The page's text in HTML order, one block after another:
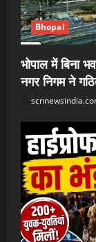
Bhopal
भोपाल में बिना
नगर निगम ने